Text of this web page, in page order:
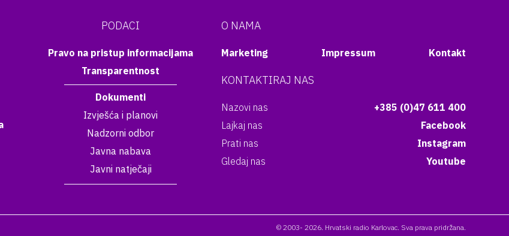
PODACI
Pravo na pristup informacijama
Transparentnost
Dokumenti
Izvješća i planovi
Nadzorni odbor
Javna nabava
Javni natječaji
O NAMA
Marketing Impressum Kontakt
KONTAKTIRAJ NAS
Nazovi nas
+385 (0)47 611 400
Lajkaj nas
Facebook
Prati nas
Instagram
Gledaj nas
Youtube
© 2003- 2026. Hrvatski radio Karlovac. Sva prava pridržana.